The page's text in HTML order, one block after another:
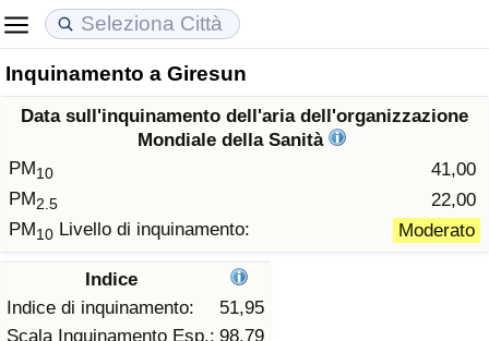
Inquinamento a Giresun
Data sull'inquinamento dell'aria dell'organizzazione
Mondiale della Sanità
PM10
41,00
PM2.5
22,00
PM10 Livello di inquinamento: Moderato
Indice
Indice di inquinamento:
51,95
Scala Inquinamento Esp.: 98,79
Costo della vita
Indice Del Costo Della Vita (corrente)
Indice Del Costo Della Vita
ad Aqaba
Prezzi degli immobili
Indice del Prezzo delle Case (Corrente)
Indice del Prezzo delle Case
Qualità della Vita
Indice della Qualità della Vita
Indice della Qualità della Vita (Corrente)
Criminalità